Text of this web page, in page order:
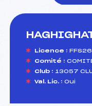
Licence :
Comité :
Club : 13057
Val. Lic. : Oui